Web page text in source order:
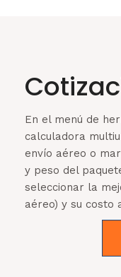
En el menú de
calculadora
envío aéreo o
y peso del
seleccionar la
aéreo) y su costo